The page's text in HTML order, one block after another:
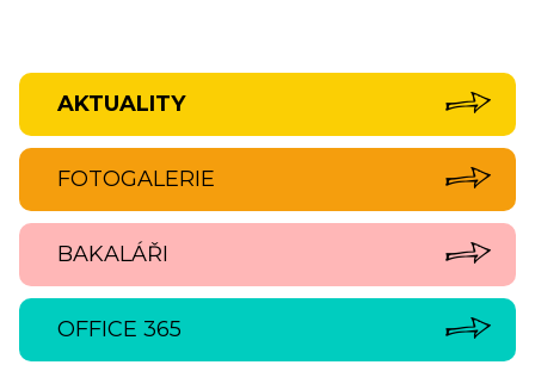
AKTUALITY
FOTOGALERIE
BAKALÁŘI
OFFICE 365